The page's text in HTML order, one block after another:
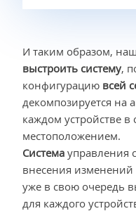
И таким образом,
выстроить систему,
конфигурацию всей
декомпозируется на
каждом устройстве в
местоположением.
Система управления
внесения
уже в свою очередь
для каждого